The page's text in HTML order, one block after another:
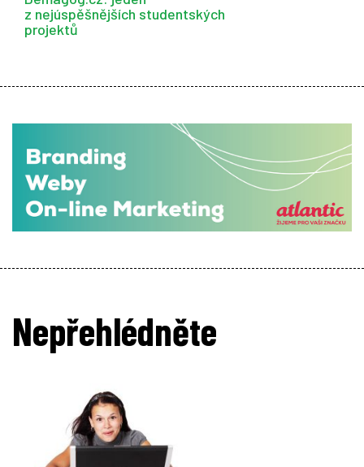
z nejúspěšnějších studentských
projektů
Nepřehlédněte